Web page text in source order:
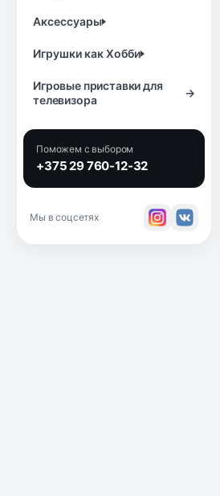
Аксессуары
Игрушки как Хобби
Игровые приставки для
телевизора
→
Поможем с выбором
+375 29 760-12-32
Мы в соцсетях